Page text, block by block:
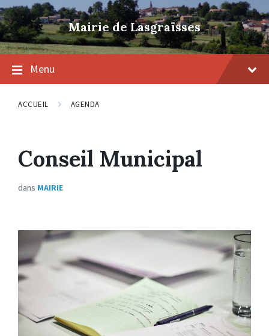
Skip
to
content
Skip
to
main
navigation
Skip
to
footer
Mairie de Lasgraïsses
Menu
ACCUEIL AGENDA
Conseil Municipal
dans MAIRIE